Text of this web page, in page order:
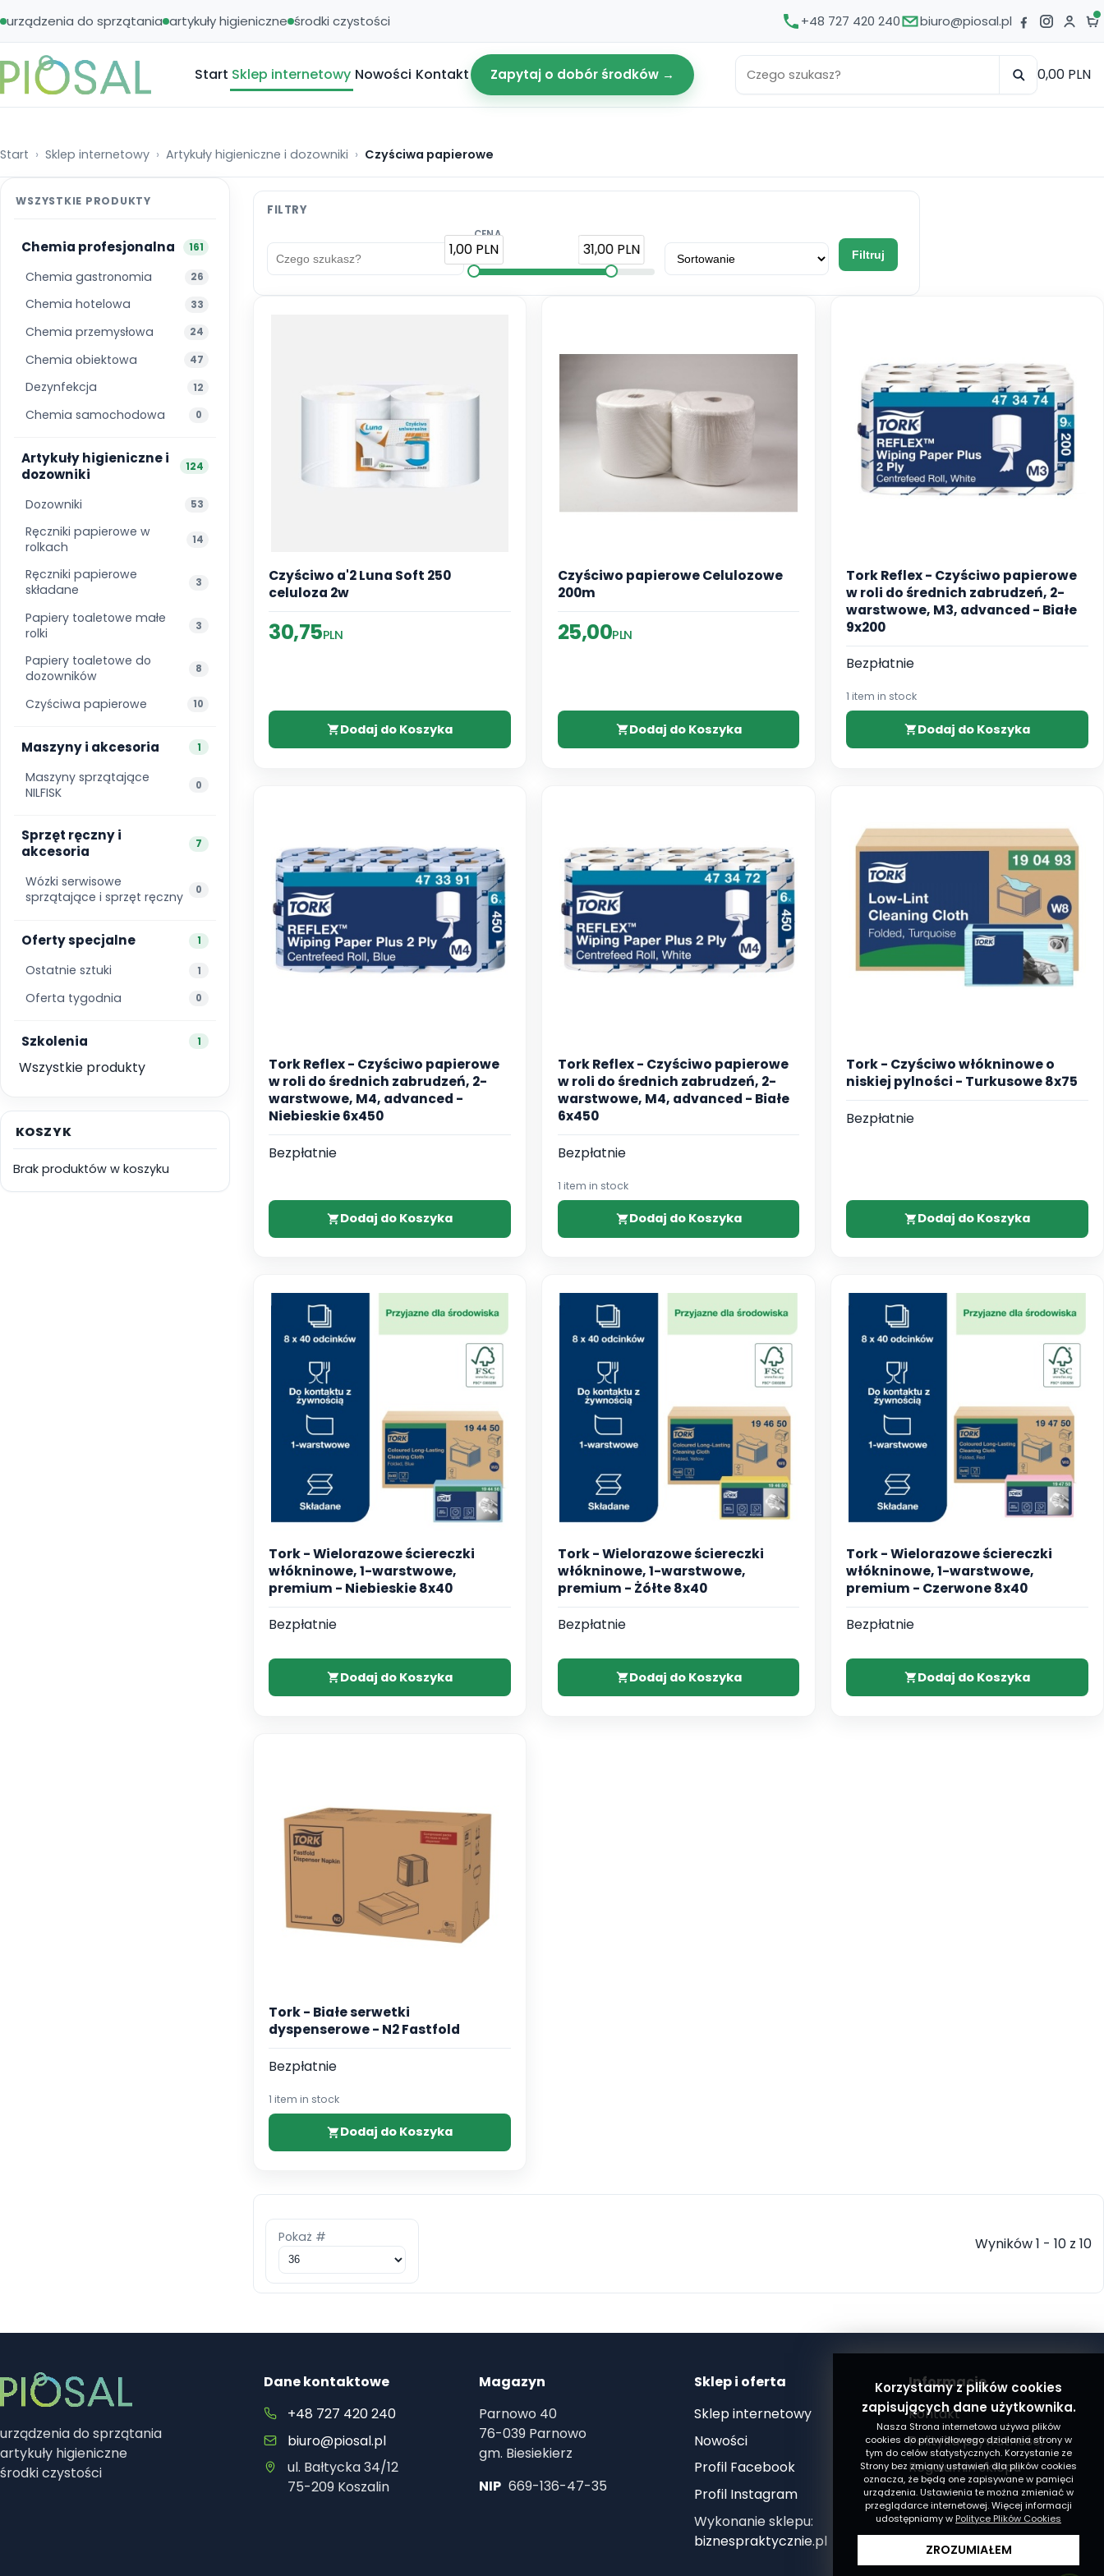
urządzenia do sprzątania artykuły higieniczne środki czystości +48 727 420 240 biuro@piosal.pl
Start Sklep internetowy Nowości Kontakt Zapytaj o dobór środków → 0,00 PLN
Start Sklep internetowy Artykuły higieniczne i dozowniki Czyściwa papierowe
WSZYSTKIE PRODUKTY
Chemia profesjonalna 161
Chemia gastronomia 26
Chemia hotelowa 33
Chemia przemysłowa 24
Chemia obiektowa 47
Dezynfekcja 12
Chemia samochodowa 0
Artykuły higieniczne i
dozowniki
124
Dozowniki 53
Ręczniki papierowe w
rolkach
14
Ręczniki papierowe
składane
3
Papiery toaletowe małe
rolki
3
Papiery toaletowe do
dozowników
8
Czyściwa papierowe 10
Maszyny i akcesoria 1
Maszyny sprzątające
NILFISK
0
Sprzęt ręczny i
akcesoria
7
Wózki serwisowe
sprzątające i sprzęt ręczny
0
Oferty specjalne 1
Ostatnie sztuki 1
Oferta tygodnia 0
Szkolenia 1
Wszystkie produkty
KOSZYK
Brak produktów w koszyku
CENA
1,00 PLN 31,00 PLN
30,75PLN
Czyściwo a'2 Luna Soft 250
celuloza 2w
Dodaj do Koszyka
25,00PLN
Czyściwo papierowe Celulozowe
200m
Dodaj do Koszyka
Bezpłatnie
Tork Reflex - Czyściwo papierowe
w roli do średnich zabrudzeń, 2-
warstwowe, M3, advanced - Białe
9x200
1 item in stock
Dodaj do Koszyka
Bezpłatnie
Tork Reflex - Czyściwo papierowe
w roli do średnich zabrudzeń, 2-
warstwowe, M4, advanced -
Niebieskie 6x450
Dodaj do Koszyka
Bezpłatnie
Tork Reflex - Czyściwo papierowe
w roli do średnich zabrudzeń, 2-
warstwowe, M4, advanced - Białe
6x450
1 item in stock
Dodaj do Koszyka
Bezpłatnie
Tork - Czyściwo włókninowe o
niskiej pylności - Turkusowe 8x75
Dodaj do Koszyka
Bezpłatnie
Tork - Wielorazowe ściereczki
włókninowe, 1-warstwowe,
premium - Niebieskie 8x40
Dodaj do Koszyka
Bezpłatnie
Tork - Wielorazowe ściereczki
włókninowe, 1-warstwowe,
premium - Żółte 8x40
Dodaj do Koszyka
Bezpłatnie
Tork - Wielorazowe ściereczki
włókninowe, 1-warstwowe,
premium - Czerwone 8x40
Dodaj do Koszyka
Bezpłatnie
Tork - Białe serwetki
dyspenserowe - N2 Fastfold
1 item in stock
Dodaj do Koszyka
Pokaż # Wyników 1 - 10 z 10
urządzenia do sprzątania
artykuły higieniczne
środki czystości
Dane kontaktowe
+48 727 420 240
biuro@piosal.pl
ul. Bałtycka 34/12
75-209 Koszalin
Magazyn
Parnowo 40
76-039 Parnowo
gm. Biesiekierz
NIP 669-136-47-35
Sklep i oferta
Sklep internetowy
Nowości
Profil Facebook
Profil Instagram
Wykonanie sklepu:
biznespraktycznie.pl
Informacje
Kontakt
Polityka prywatności
Regulamin sklepu
Korzystamy z plików cookies
zapisujących dane użytkownika.
Nasza Strona internetowa używa plików
cookies do prawidłowego działania strony w
tym do celów statystycznych. Korzystanie ze
Strony bez zmiany ustawień dla plików cookies
oznacza, że będą one zapisywane w pamięci
urządzenia. Ustawienia te można zmieniać w
przeglądarce internetowej. Więcej informacji
udostępniamy wPolityce Plików Cookies
ZROZUMIAŁEM